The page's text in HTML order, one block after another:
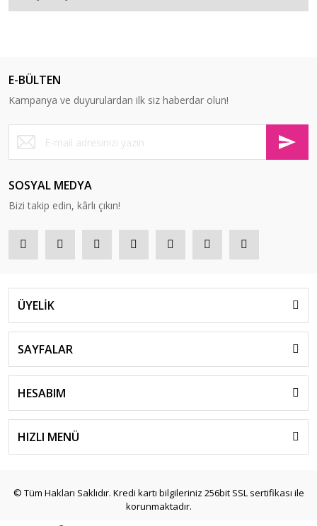
E-BÜLTEN
Kampanya ve duyurulardan ilk siz haberdar olun!
SOSYAL MEDYA
Bizi takip edin, kârlı çıkın!
ÜYELİK
SAYFALAR
HESABIM
HIZLI MENÜ
© Tüm Hakları Saklıdır. Kredi kartı bilgileriniz 256bit SSL sertifikası ile
korunmaktadır.